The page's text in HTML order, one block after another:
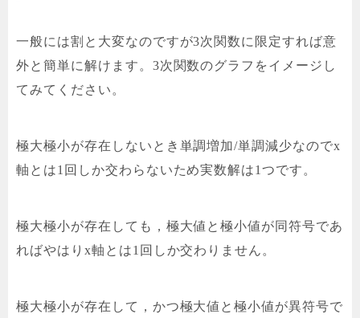
一般には割と大変なのですが3次関数に限定すれば意
外と簡単に解けます。3次関数のグラフをイメージし
てみてください。
極大極小が存在しないとき単調増加/単調減少なのでx
軸とは1回しか交わらないため実数解は1つです。
極大極小が存在しても，極大値と極小値が同符号であ
ればやはりx軸とは1回しか交わりません。
極大極小が存在して，かつ極大値と極小値が異符号で